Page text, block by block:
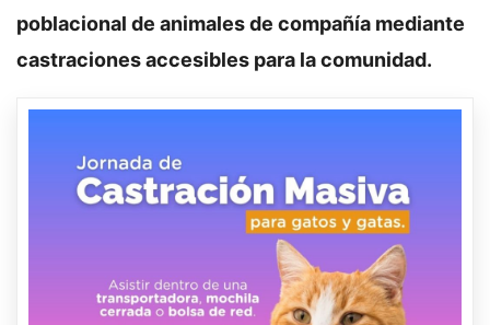
poblacional de animales de compañía mediante
castraciones accesibles para la comunidad.